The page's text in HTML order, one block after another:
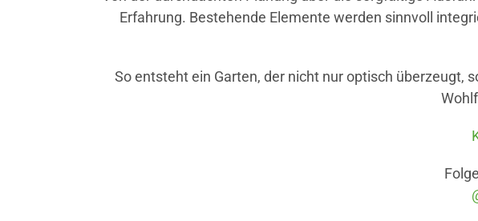
Erfahrung. Bestehende Elemente werden sinnvoll
So entsteht ein Garten, der nicht nur optisch